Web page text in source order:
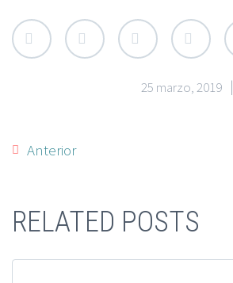
25 marzo, 2019 |
Anterior
RELATED POSTS